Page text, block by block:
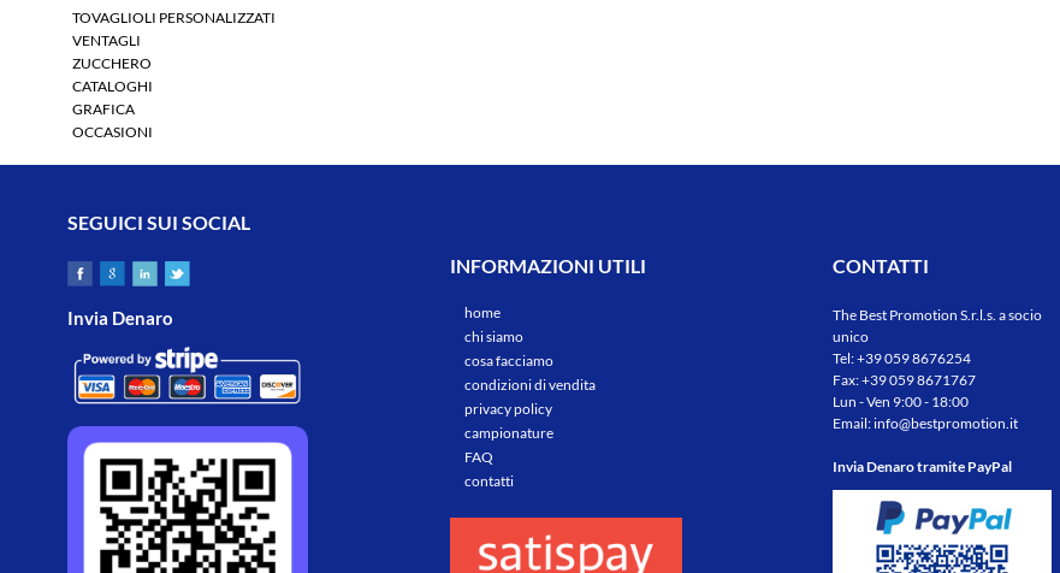
TOVAGLIOLI PERSONALIZZATI
VENTAGLI
ZUCCHERO
CATALOGHI
GRAFICA
OCCASIONI
SEGUICI SUI SOCIAL
Invia Denaro
INFORMAZIONI UTILI
home
chi siamo
cosa facciamo
condizioni di vendita
privacy policy
campionature
FAQ
contatti
CONTATTI
The Best Promotion S.r.l.s. a socio
unico
Tel:+39 059 8676254
Fax: +39 059 8671767
Lun - Ven 9:00 - 18:00
Email:info@bestpromotion.it
Invia Denaro tramite PayPal